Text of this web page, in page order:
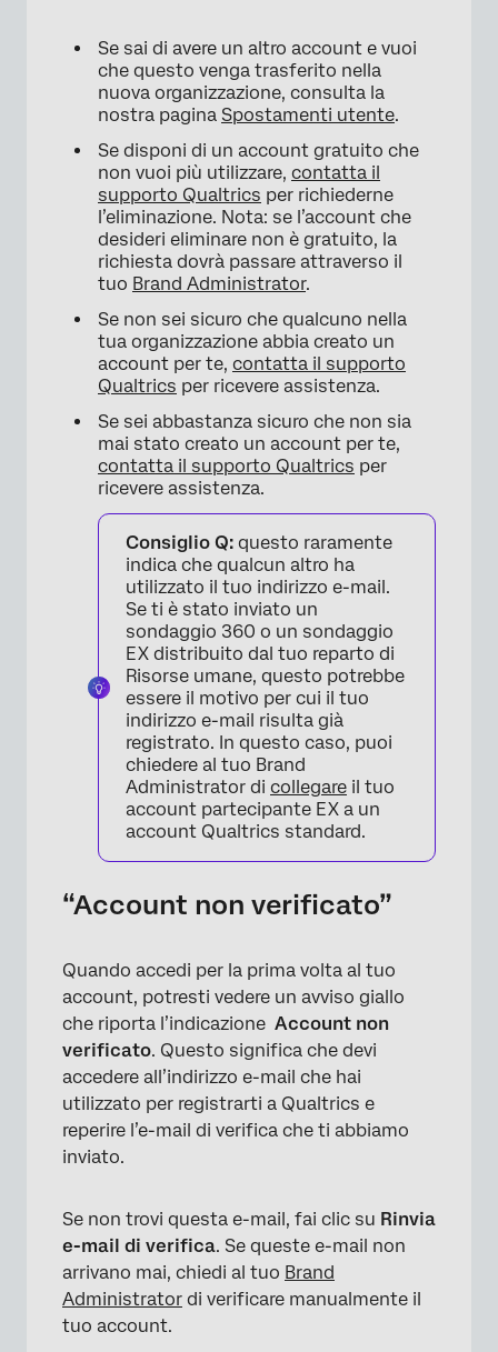
Se sai di avere un altro account e vuoi
che questo venga trasferito nella
nuova organizzazione, consulta la
nostra pagina Spostamenti utente.
Se disponi di un account gratuito che
non vuoi più utilizzare, contatta il
supporto Qualtrics per richiederne
l’eliminazione. Nota: se l’account che
desideri eliminare non è gratuito, la
richiesta dovrà passare attraverso il
tuo Brand Administrator.
Se non sei sicuro che qualcuno nella
tua organizzazione abbia creato un
account per te, contatta il supporto
Qualtrics per ricevere assistenza.
Se sei abbastanza sicuro che non sia
mai stato creato un account per te,
contatta il supporto Qualtrics per
ricevere assistenza.
Consiglio Q: questo raramente
indica che qualcun altro ha
utilizzato il tuo indirizzo e-mail.
Se ti è stato inviato un
sondaggio 360 o un sondaggio
EX distribuito dal tuo reparto di
Risorse umane, questo potrebbe
essere il motivo per cui il tuo
indirizzo e-mail risulta già
registrato. In questo caso, puoi
chiedere al tuo Brand
Administrator di collegare il tuo
account partecipante EX a un
account Qualtrics standard.
“Account non verificato”
Quando accedi per la prima volta al tuo
account, potresti vedere un avviso giallo
che riporta l’indicazione Account non
verificato. Questo significa che devi
accedere all’indirizzo e-mail che hai
utilizzato per registrarti a Qualtrics e
reperire l’e-mail di verifica che ti abbiamo
inviato.
Se non trovi questa e-mail, fai clic su Rinvia
e-mail di verifica. Se queste e-mail non
arrivano mai, chiedi al tuo Brand
Administrator di verificare manualmente il
tuo account.